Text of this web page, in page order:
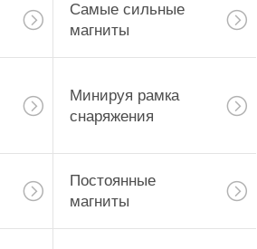
Самые сильные
магниты
Минируя рамка
снаряжения
Постоянные
магниты